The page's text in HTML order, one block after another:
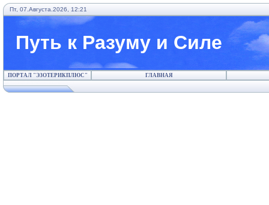
Пт, 07.Августа.2026, 12:21
Путь к Разуму и Силе
ПОРТАЛ "ЭЗОТЕРИКПЛЮС" ГЛАВНАЯ